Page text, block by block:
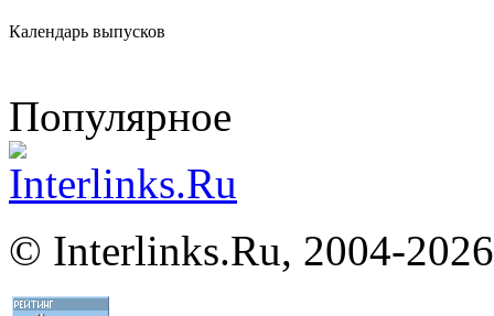
Календарь выпусков
Популярное
© Interlinks.Ru, 2004-2026